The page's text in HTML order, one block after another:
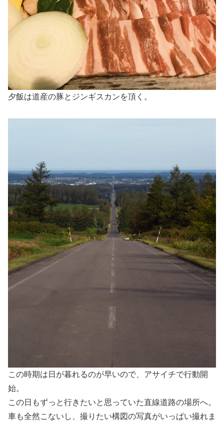
夕飯は道産の豚とジンギスカンを頂く。
この時期は日が暮れるのが早いので、アサイチで行動開
始。
この日もずっと行きたいと思っていた直線道路の場所へ。
車も全然こないし、撮りたい構図の写真がいっぱい撮れま